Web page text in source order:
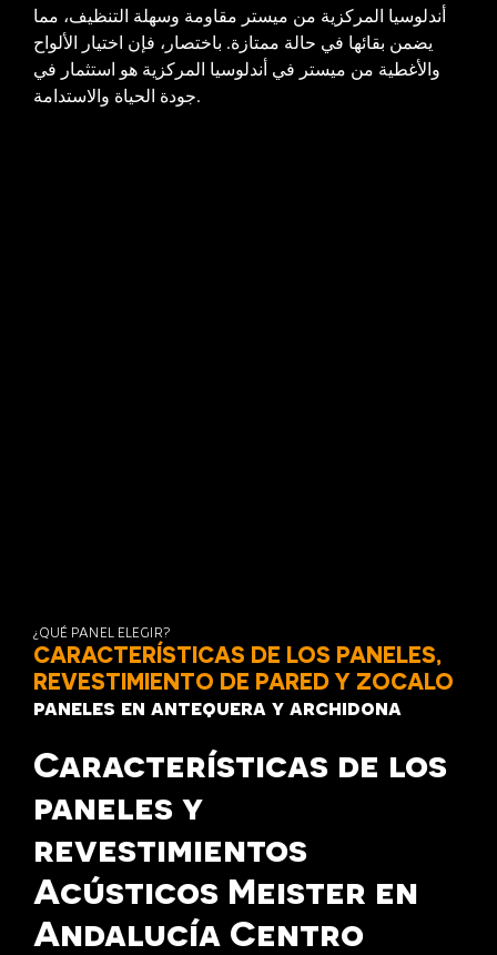
أندلوسيا المركزية من ميستر مقاومة وسهلة التنظيف، مما
يضمن بقائها في حالة ممتازة. باختصار، فإن اختيار الألواح
والأغطية من ميستر في أندلوسيا المركزية هو استثمار في
¿QUÉ PANEL ELEGIR?
CARACTERÍSTICAS DE LOS PANELES,
REVESTIMIENTO DE PARED Y ZOCALO
paneles en antequera y archidona
Características de los
paneles y
revestimientos
Acústicos Meister en
Andalucía Centro